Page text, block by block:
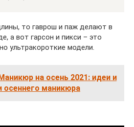
то гаврош и паж делают в
а вот гарсон и пикси – это
ультракороткие модели.
на осень 2021: идеи и
осеннего маникюра